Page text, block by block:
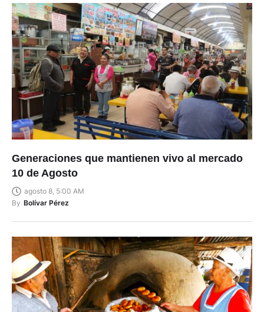
Generaciones que mantienen vivo al mercado
10 de Agosto
agosto 8, 5:00 AM
By Bolívar Pérez